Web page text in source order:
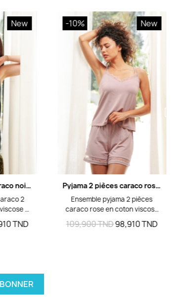
New
Pyjama 2 pièces caraco noir coton viscose et dentelle
2
et
TND
Aperçu rapide
-10% New
Pyjama 2 pièces caraco rose en coton viscose et dentelle
Ensemble pyjama 2 pièces
caraco rose en coton viscose
et dentelle : top bretelle double
avec insertion de dentelle sur
109,900 TND98,910 TND